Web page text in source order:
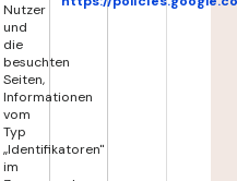
Nutzer
und
die
besuchten
Seiten,
Informationen
vom
Typ
„Identifikatoren"
im